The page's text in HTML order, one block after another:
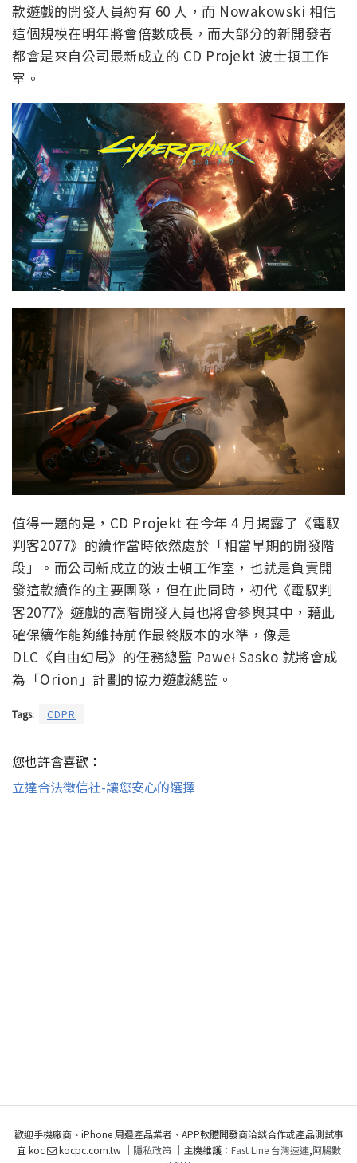
款遊戲的開發人員約有 60 人，而 Nowakowski 相信
這個規模在明年將會倍數成長，而大部分的新開發者
都會是來自公司最新成立的 CD Projekt 波士頓工作
室。
值得一題的是，CD Projekt 在今年 4 月揭露了《電馭
判客2077》的續作當時依然處於「相當早期的開發階
段」。而公司新成立的波士頓工作室，也就是負責開
發這款續作的主要團隊，但在此同時，初代《電馭判
客2077》遊戲的高階開發人員也將會參與其中，藉此
確保續作能夠維持前作最終版本的水準，像是
DLC《自由幻局》的任務總監 Paweł Sasko 就將會成
為「Orion」計劃的協力遊戲總監。
Tags: CDPR
您也許會喜歡：
立達合法徵信社-讓您安心的選擇
歡迎手機廠商、iPhone 周邊產品業者、APP軟體開發商洽談合作或產品測試事
宜 koc
kocpc.com.tw ｜ 隱私政策｜主機維護： Fast Line 台灣速連,阿腸數